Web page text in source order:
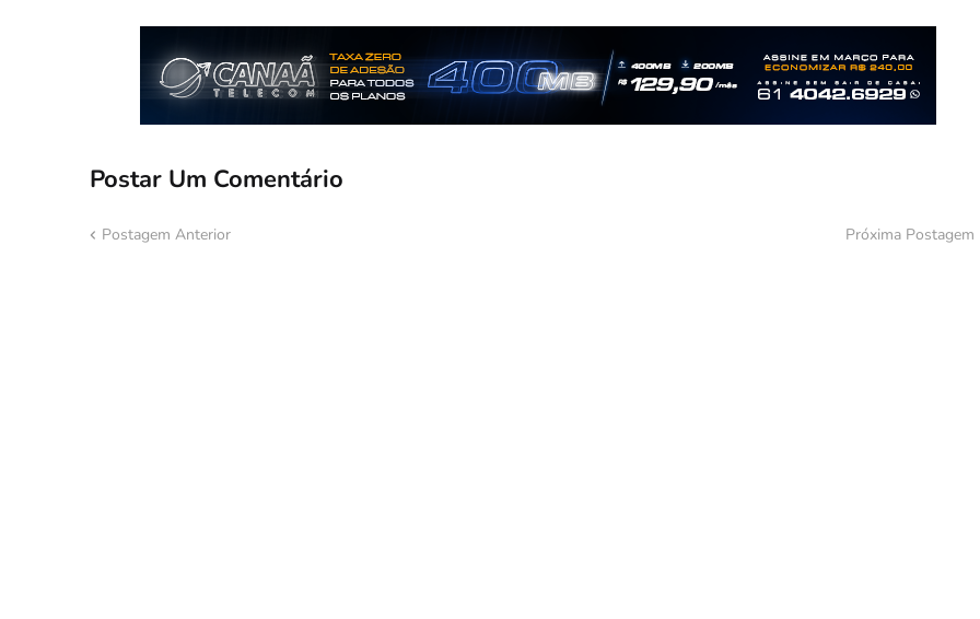
Postar Um Comentário
Postagem Anterior Próxima Postagem